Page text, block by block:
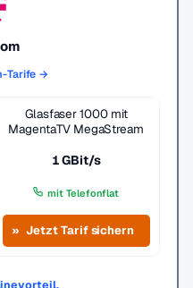
Tarife →
Glasfaser 1000 mit
MagentaTV MegaStream
1 GBit/s
mit Telefonflat
Jetzt Tarif sichern